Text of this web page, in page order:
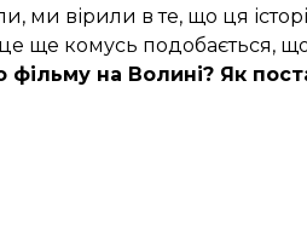
ми вірили в те, що ця
ще комусь подобається,
фільму на Волині? Як